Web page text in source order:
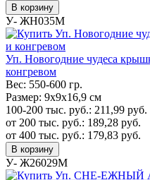
В корзину
У- ЖН035М
Уп. Новогодние чудеса
конгревом
Вес: 550-600 гр.
Размер: 9х9х16,9 см
100-200 тыс. руб.: 211,99 руб.
от 200 тыс. руб.: 189,28 руб.
от 400 тыс. руб.: 179,83 руб.
В корзину
У- Ж26029М